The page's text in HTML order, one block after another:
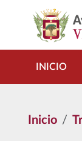
INICIO
Inicio